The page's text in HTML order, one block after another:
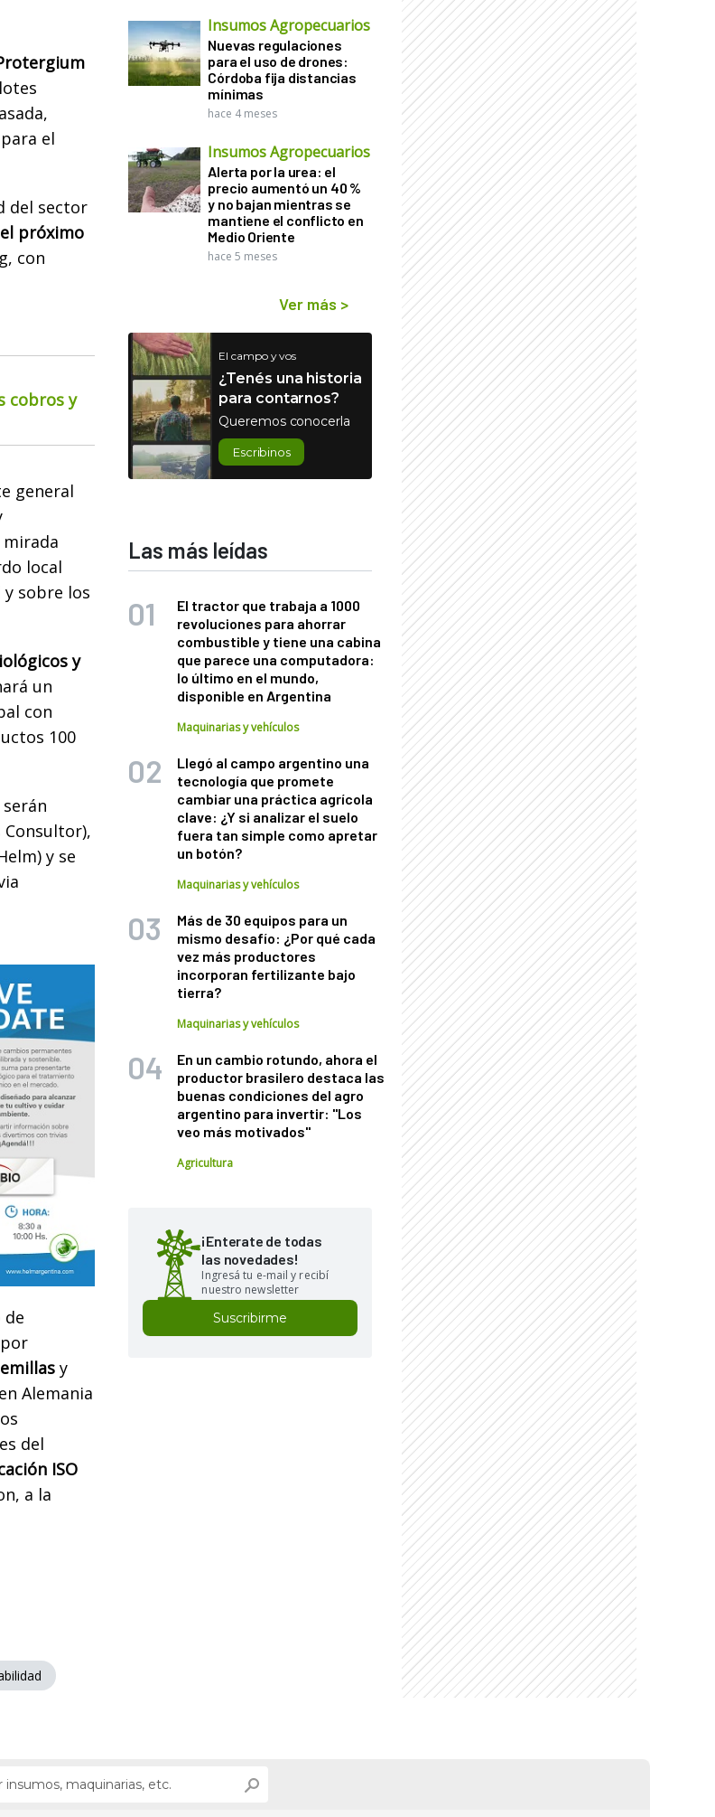
el
del sector
el próximo
con
cobros y
general
local
sobre los
y
un
con
100
y se
de
y
Alemania
del
ISO
a la
Insumos Agropecuarios
Nuevas regulaciones
para el uso de drones:
Córdoba fija distancias
mínimas
hace 4 meses
Insumos Agropecuarios
Alerta por la urea: el
precio aumentó un 40 %
y no bajan mientras se
mantiene el conflicto en
Medio Oriente
hace 5 meses
Ver más >
El campo y vos
¿Tenés una historia
para contarnos?
Queremos conocerla
Escribinos
Las más leídas
El tractor que trabaja a 1000
revoluciones para ahorrar
combustible y tiene una cabina
que parece una computadora:
lo último en el mundo,
disponible en Argentina
Maquinarias y vehículos
Llegó al campo argentino una
tecnología que promete
cambiar una práctica agrícola
clave: ¿Y si analizar el suelo
fuera tan simple como apretar
un botón?
Maquinarias y vehículos
Más de 30 equipos para un
mismo desafío: ¿Por qué cada
vez más productores
incorporan fertilizante bajo
tierra?
Maquinarias y vehículos
En un cambio rotundo, ahora el
productor brasilero destaca las
buenas condiciones del agro
argentino para invertir: "Los
veo más motivados"
Agricultura
¡Enterate de todas
las novedades!
Ingresá tu e-mail y recibí
nuestro newsletter
Suscribirme